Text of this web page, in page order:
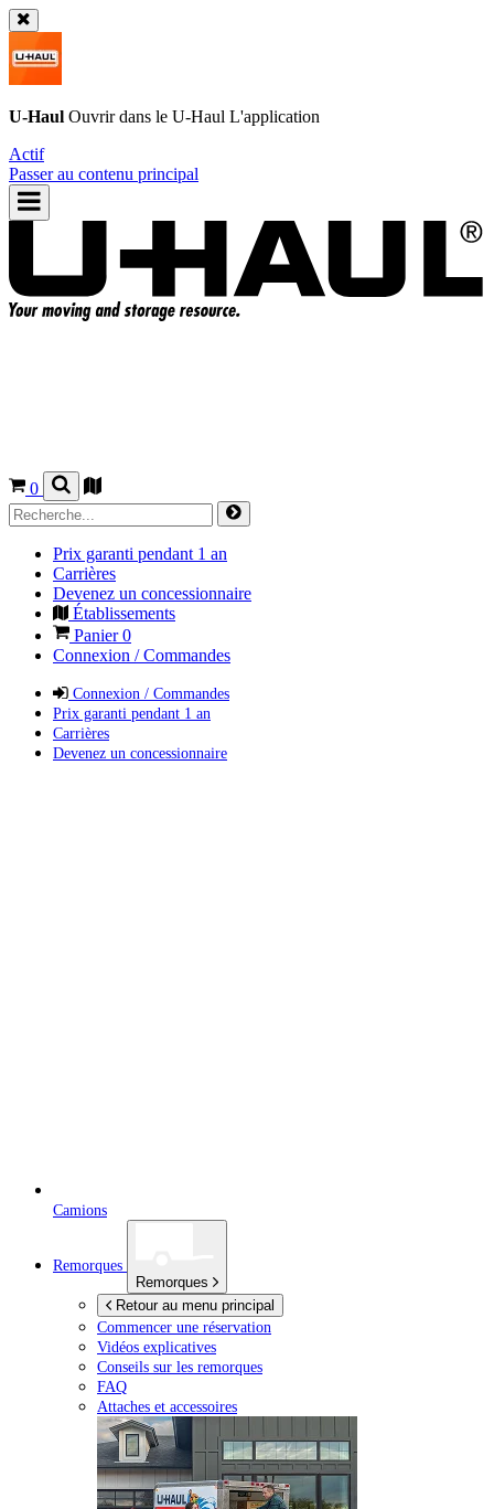
U-Haul Ouvrir dans le U-Haul L'application
Actif
Passer au contenu principal
0
Prix garanti pendant 1 an
Carrières
Devenez un concessionnaire
Établissements
Panier0
Connexion / Commandes
Connexion / Commandes
Prix garanti pendant 1 an
Carrières
Devenez un concessionnaire
Camions
Remorques
Remorques
Retour au menu principal
Commencer une réservation
Vidéos explicatives
Conseils sur les remorques
FAQ
Attaches et accessoires